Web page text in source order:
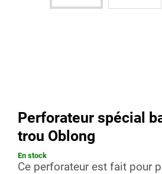
Perforateur spécial
trou Oblong
En stock
Ce perforateur est fait pour